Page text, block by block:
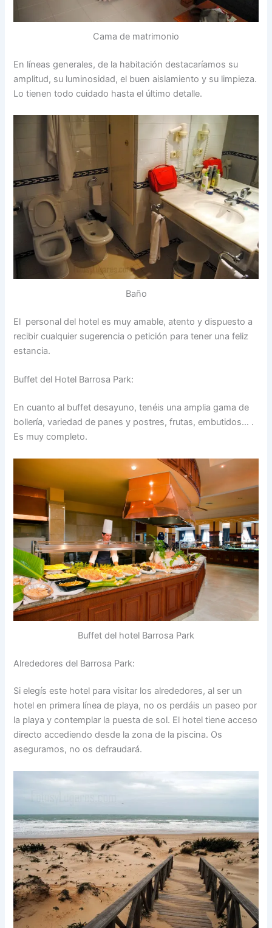
Cama de matrimonio
En líneas generales, de la habitación destacaríamos su
amplitud, su luminosidad, el buen aislamiento y su limpieza.
Lo tienen todo cuidado hasta el último detalle.
Baño
El personal del hotel es muy amable, atento y dispuesto a
recibir cualquier sugerencia o petición para tener una feliz
estancia.
Buffet del Hotel Barrosa Park:
En cuanto al buffet desayuno, tenéis una amplia gama de
bollería, variedad de panes y postres, frutas, embutidos… .
Es muy completo.
Buffet del hotel Barrosa Park
Alrededores del Barrosa Park:
Si elegís este hotel para visitar los alrededores, al ser un
hotel en primera línea de playa, no os perdáis un paseo por
la playa y contemplar la puesta de sol. El hotel tiene acceso
directo accediendo desde la zona de la piscina. Os
aseguramos, no os defraudará.